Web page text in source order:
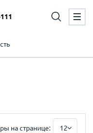
на странице: 12